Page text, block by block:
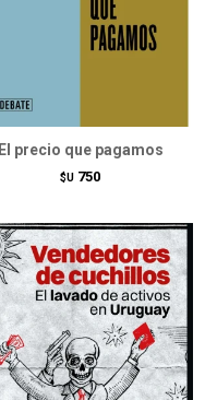
El precio que pagamos
$U 750